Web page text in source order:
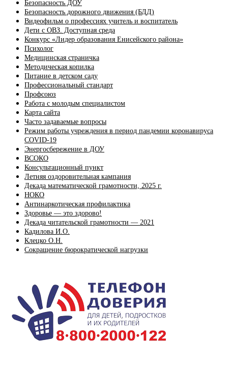
Безопасность ДОУ
Безопасность дорожного движения (БДД)
Видеофильм о профессиях учитель и воспитатель
Дети с ОВЗ. Доступная среда
Конкурс «Лидер образования Енисейского района»
Психолог
Медицинская страничка
Методическая копилка
Питание в детском саду
Профессиональный стандарт
Профсоюз
Работа с молодым специалистом
Карта сайта
Часто задаваемые вопросы
Режим работы учреждения в период пандемии коронавируса
COVID-19
Энергосбережение в ДОУ
ВСОКО
Консультационный пункт
Летняя оздоровительная кампания
Декада математической грамотности, 2025 г.
НОКО
Антинаркотическая профилактика
Здоровье — это здорово!
Декада читательской грамотности — 2021
Кадилова И.О.
Клецко О.Н.
Сокращение бюрократической нагрузки